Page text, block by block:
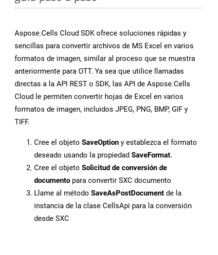
Aspose.Cells Cloud SDK ofrece soluciones rápidas y
sencillas para convertir archivos de MS Excel en varios
formatos de imagen, similar al proceso que se muestra
anteriormente para OTT. Ya sea que utilice llamadas
directas a la API REST o SDK, las API de Aspose.Cells
Cloud le permiten convertir hojas de Excel en varios
formatos de imagen, incluidos JPEG, PNG, BMP, GIF y
TIFF.
Cree el objeto SaveOption y establezca el formato
deseado usando la propiedad SaveFormat.
Cree el objeto Solicitud de conversión de
documento para convertir SXC documento
Llame al método SaveAsPostDocument de la
instancia de la clase CellsApi para la conversión
desde SXC